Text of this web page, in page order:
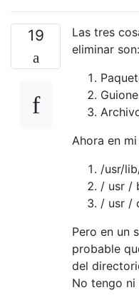
19
Las tres
eliminar son:
Ahora en
/usr/
/ usr /
/ usr /
Pero en un
probable
del
No tengo ni